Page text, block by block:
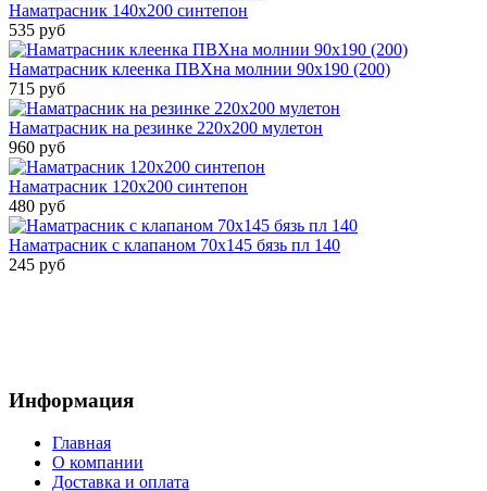
Наматрасник 140х200 синтепон
535 руб
Наматрасник клеенка ПВХна молнии 90х190 (200)
715 руб
Наматрасник на резинке 220х200 мулетон
960 руб
Наматрасник 120х200 синтепон
480 руб
Наматрасник с клапаном 70х145 бязь пл 140
245 руб
Информация
Главная
О компании
Доставка и оплата